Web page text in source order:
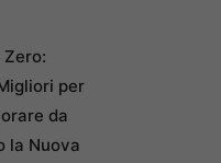
per
da
la Nuova